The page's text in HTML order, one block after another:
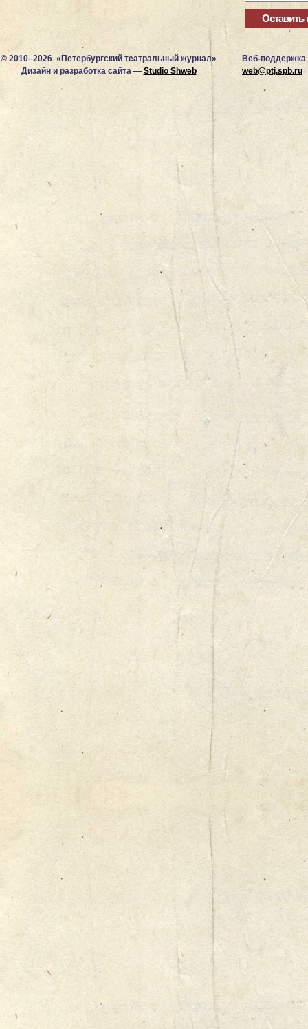
© 2010–2026 «Петербургский театральный журнал»
Дизайн и разработка сайта — Studio Shweb
Веб-поддержка
web@ptj.spb.ru